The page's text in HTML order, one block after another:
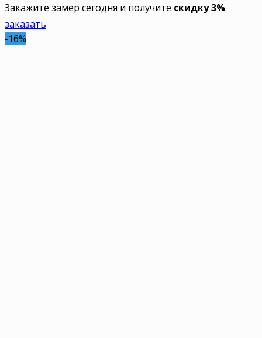
Закажите замер сегодня и получите скидку 3%
заказать
-16%